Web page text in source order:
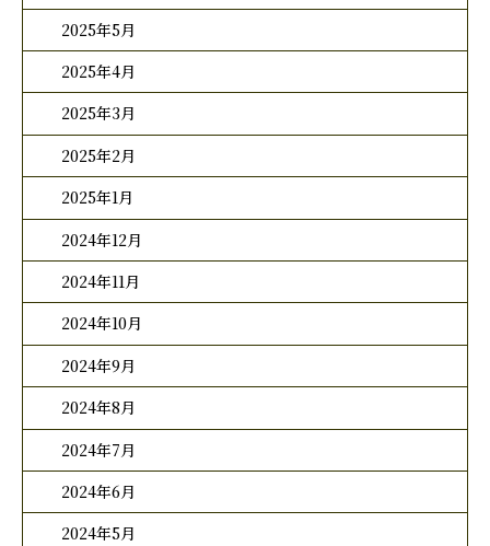
2025年5月
2025年4月
2025年3月
2025年2月
2025年1月
2024年12月
2024年11月
2024年10月
2024年9月
2024年8月
2024年7月
2024年6月
2024年5月